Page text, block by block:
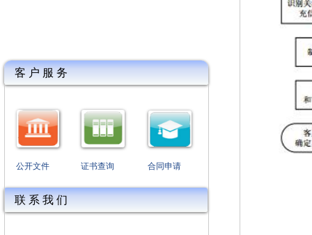
客 户 服 务
证书查询 合同申请
公开文件
联 系 我 们